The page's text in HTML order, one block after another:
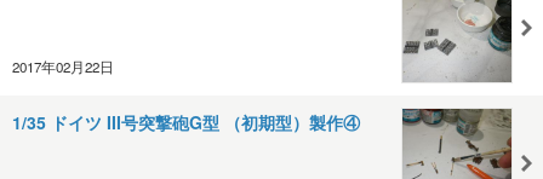
2017年02月22日
1/35 ドイツ III号突撃砲G型 （初期型）製作④